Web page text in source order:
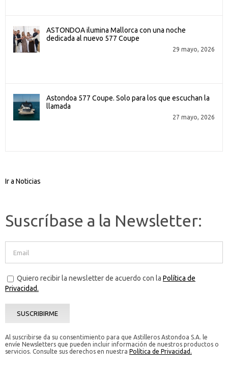
ASTONDOA ilumina Mallorca con una noche
dedicada al nuevo 577 Coupe
29 mayo, 2026
Astondoa 577 Coupe. Solo para los que escuchan la
llamada
27 mayo, 2026
Ir a Noticias